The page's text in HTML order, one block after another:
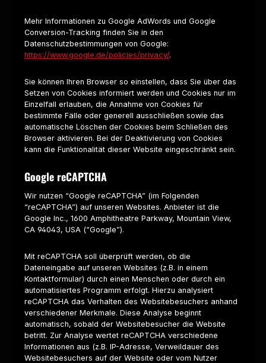
Mehr Informationen zu Google AdWords und Google
Conversion-Tracking finden Sie in den
Datenschutzbestimmungen von Google:
https://www.google.de/policies/privacy/.
Sie können Ihren Browser so einstellen, dass Sie über das
Setzen von Cookies informiert werden und Cookies nur im
Einzelfall erlauben, die Annahme von Cookies für
bestimmte Fälle oder generell ausschließen sowie das
automatische Löschen der Cookies beim Schließen des
Browser aktivieren. Bei der Deaktivierung von Cookies
kann die Funktionalität dieser Website eingeschränkt sein.
Google reCAPTCHA
Wir nutzen “Google reCAPTCHA” (im Folgenden
“reCAPTCHA”) auf unseren Websites. Anbieter ist die
Google Inc., 1600 Amphitheatre Parkway, Mountain View,
CA 94043, USA (“Google”).
Mit reCAPTCHA soll überprüft werden, ob die
Dateneingabe auf unseren Websites (z.B. in einem
Kontaktformular) durch einen Menschen oder durch ein
automatisiertes Programm erfolgt. Hierzu analysiert
reCAPTCHA das Verhalten des Websitebesuchers anhand
verschiedener Merkmale. Diese Analyse beginnt
automatisch, sobald der Websitebesucher die Website
betritt. Zur Analyse wertet reCAPTCHA verschiedene
Informationen aus (z.B. IP-Adresse, Verweildauer des
Websitebesuchers auf der Website oder vom Nutzer